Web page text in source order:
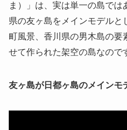
ま）」は、実は単一の島では
県の友ヶ島をメインモデルと
町風景、香川県の男木島の要
せて作られた架空の島なので
友ヶ島が日都ヶ島のメインモ